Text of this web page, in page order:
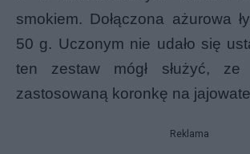
smokiem. Dołączona ażurowa
50 g. Uczonym nie udało się
ten zestaw mógł służyć, ze
zastosowaną koronkę na
Reklama